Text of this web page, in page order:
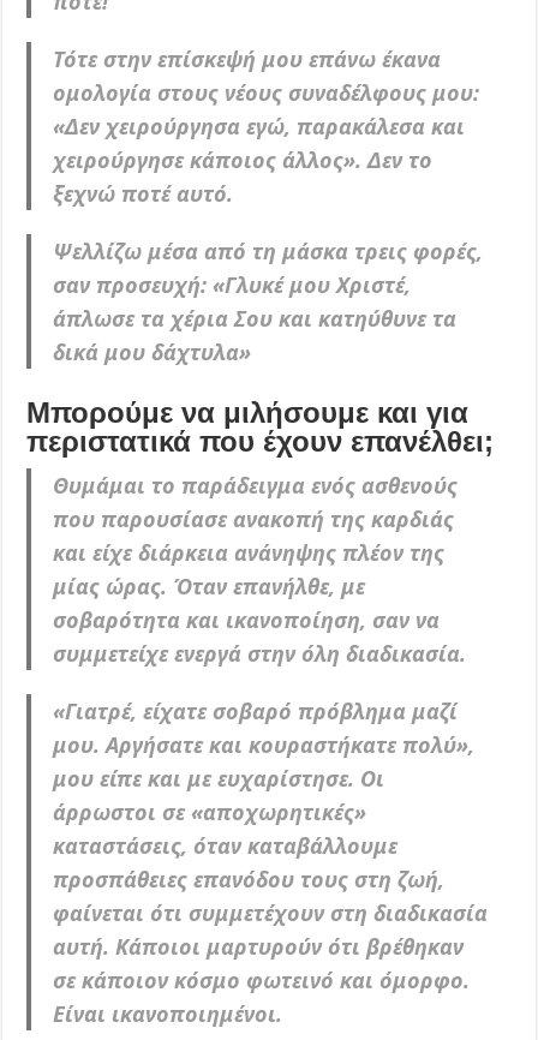
Τότε στην επίσκεψή μου επάνω έκανα
ομολογία στους νέους συναδέλφους μου:
«Δεν χειρούργησα εγώ, παρακάλεσα και
χειρούργησε κάποιος άλλος». Δεν το
ξεχνώ ποτέ αυτό.
Ψελλίζω μέσα από τη μάσκα τρεις φορές,
σαν προσευχή: «Γλυκέ μου Χριστέ,
άπλωσε τα χέρια Σου και κατηύθυνε τα
δικά μου δάχτυλα»
Μπορούμε να μιλήσουμε και για
περιστατικά που έχουν επανέλθει;
Θυμάμαι το παράδειγμα ενός ασθενούς
που παρουσίασε ανακοπή της καρδιάς
και είχε διάρκεια ανάνηψης πλέον της
μίας ώρας. Όταν επανήλθε, με
σοβαρότητα και ικανοποίηση, σαν να
συμμετείχε ενεργά στην όλη διαδικασία.
«Γιατρέ, είχατε σοβαρό πρόβλημα μαζί
μου. Αργήσατε και κουραστήκατε πολύ»,
μου είπε και με ευχαρίστησε. Οι
άρρωστοι σε «αποχωρητικές»
καταστάσεις, όταν καταβάλλουμε
προσπάθειες επανόδου τους στη ζωή,
φαίνεται ότι συμμετέχουν στη διαδικασία
αυτή. Κάποιοι μαρτυρούν ότι βρέθηκαν
σε κάποιον κόσμο φωτεινό και όμορφο.
Είναι ικανοποιημένοι.